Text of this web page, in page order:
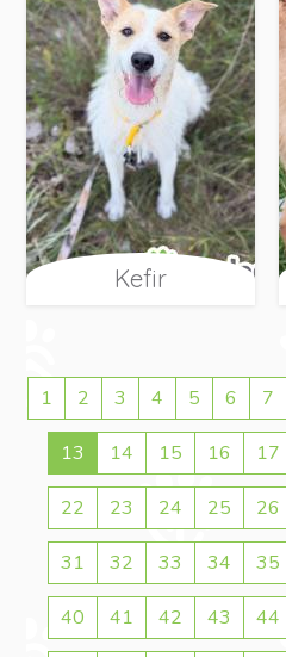
Kefir
1 2 3 4 5 6 7
13 14 15 16 17
22 23 24 25 26
31 32 33 34 35
40 41 42 43 44